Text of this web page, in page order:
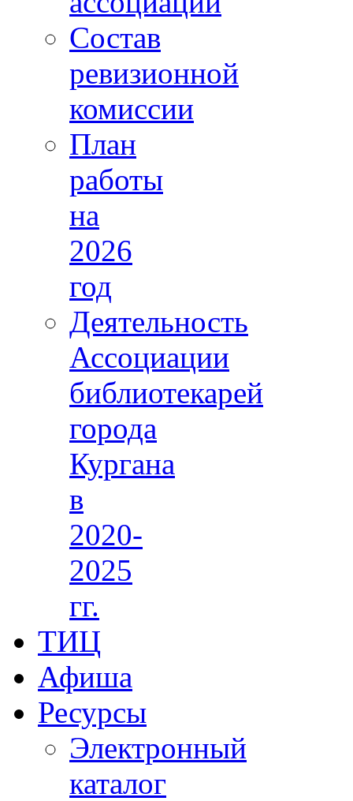
Состав
ревизионной
комиссии
План
работы
на
2026
год
Деятельность
Ассоциации
библиотекарей
города
Кургана
в
2020-
2025
гг.
ТИЦ
Афиша
Ресурсы
Электронный
каталог